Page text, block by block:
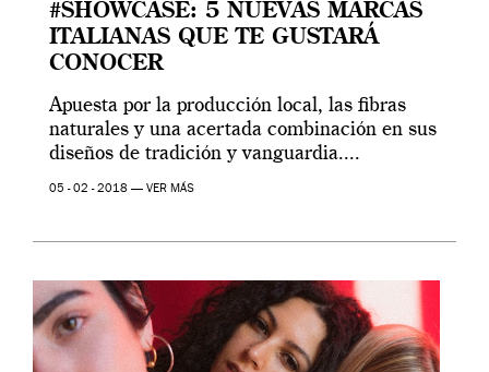
#SHOWCASE: 5 NUEVAS MARCAS
ITALIANAS QUE TE GUSTARÁ
CONOCER
Apuesta por la producción local, las fibras
naturales y una acertada combinación en sus
diseños de tradición y vanguardia....
05 - 02 - 2018 — VER MÁS